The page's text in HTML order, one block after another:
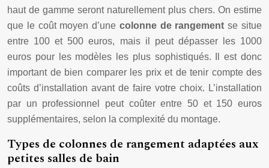
haut de gamme seront naturellement plus chers. On estime
que le coût moyen d’une colonne de rangementse situe
entre 100 et 500 euros, mais il peut dépasser les 1000
euros pour les modèles les plus sophistiqués. Il est donc
important de bien comparer les prix et de tenir compte des
coûts d’installation avant de faire votre choix. L’installation
par un professionnel peut coûter entre 50 et 150 euros
supplémentaires, selon la complexité du montage.
Types de colonnes de rangement adaptées aux
petites salles de bain